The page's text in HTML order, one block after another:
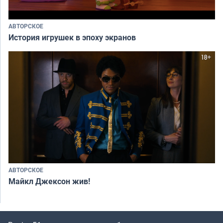
АВТОРСКОЕ
История игрушек в эпоху экранов
АВТОРСКОЕ
Майкл Джексон жив!